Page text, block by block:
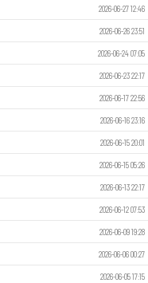
2026-06-27 12:46
2026-06-26 23:51
2026-06-24 07:05
2026-06-23 22:17
2026-06-17 22:56
2026-06-16 23:16
2026-06-15 20:01
2026-06-15 05:26
2026-06-13 22:17
2026-06-12 07:53
2026-06-09 19:28
2026-06-06 00:27
2026-06-05 17:15